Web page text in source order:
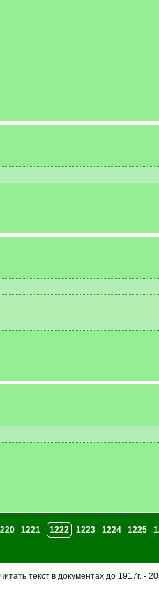
1221 1222 1223 1224 1225
текст в документах до 1917г. -